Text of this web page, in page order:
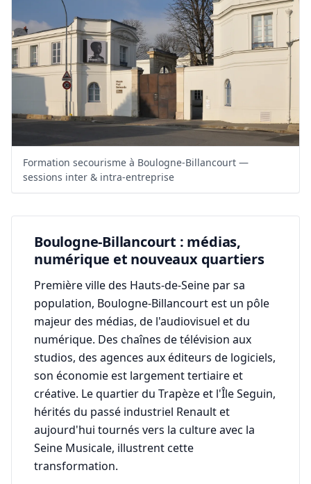
Formation secourisme à Boulogne-Billancourt —
sessions inter & intra-entreprise
Boulogne-Billancourt : médias,
numérique et nouveaux quartiers
Première ville des Hauts-de-Seine par sa
population, Boulogne-Billancourt est un pôle
majeur des médias, de l'audiovisuel et du
numérique. Des chaînes de télévision aux
studios, des agences aux éditeurs de logiciels,
son économie est largement tertiaire et
créative. Le quartier du Trapèze et l'Île Seguin,
hérités du passé industriel Renault et
aujourd'hui tournés vers la culture avec la
Seine Musicale, illustrent cette
transformation.